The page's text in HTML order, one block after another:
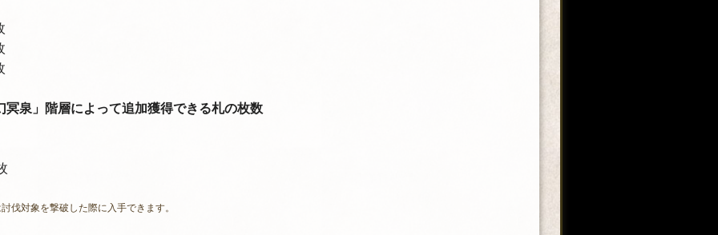
泉」 階層によって追加獲得できる札の枚数
伐対象を撃破した際に入手できます。